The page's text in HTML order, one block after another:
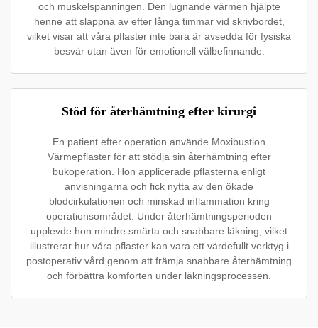
och muskelspänningen. Den lugnande värmen hjälpte
henne att slappna av efter långa timmar vid skrivbordet,
vilket visar att våra pflaster inte bara är avsedda för fysiska
besvär utan även för emotionell välbefinnande.
Stöd för återhämtning efter kirurgi
En patient efter operation använde Moxibustion
Värmepflaster för att stödja sin återhämtning efter
bukoperation. Hon applicerade pflasterna enligt
anvisningarna och fick nytta av den ökade
blodcirkulationen och minskad inflammation kring
operationsområdet. Under återhämtningsperioden
upplevde hon mindre smärta och snabbare läkning, vilket
illustrerar hur våra pflaster kan vara ett värdefullt verktyg i
postoperativ vård genom att främja snabbare återhämtning
och förbättra komforten under läkningsprocessen.